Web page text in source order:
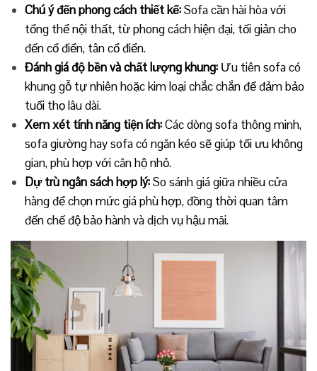
Chú ý đến phong cách thiết kế:Sofa cần hài hòa với
tổng thể nội thất, từ phong cách hiện đại, tối giản cho
đến cổ điển, tân cổ điển.
Đánh giá độ bền và chất lượng khung: Ưu tiên sofa có
khung gỗ tự nhiên hoặc kim loại chắc chắn để đảm bảo
tuổi thọ lâu dài.
Xem xét tính năng tiện ích:Các dòng sofa thông minh,
sofa giường hay sofa có ngăn kéo sẽ giúp tối ưu không
gian, phù hợp với căn hộ nhỏ.
Dự trù ngân sách hợp lý:So sánh giá giữa nhiều cửa
hàng để chọn mức giá phù hợp, đồng thời quan tâm
đến chế độ bảo hành và dịch vụ hậu mãi.